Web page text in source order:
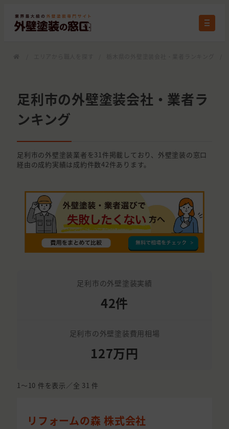
足利市の外壁塗装会社・業者ラ
ンキング
足利市の外壁塗装業者を31件掲載しており、外壁塗装の窓口
経由の成約実績は成約件数42件あります。
足利市の外壁塗装実績
42件
足利市の外壁塗装費用相場
127万円
1〜10 件を表示／全 31 件
リフォームの森 株式会社